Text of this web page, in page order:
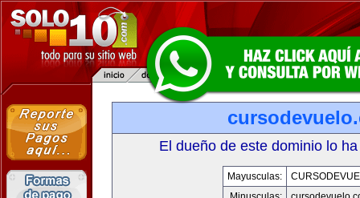
El dueño de este dominio lo
Mayusculas: